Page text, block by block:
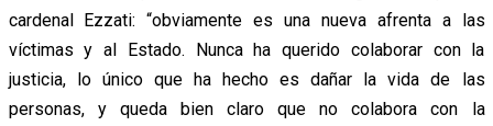
cardenal Ezzati: “obviamente es una nueva afrenta a las
víctimas y al Estado. Nunca ha querido colaborar con la
justicia, lo único que ha hecho es dañar la vida de las
personas, y queda bien claro que no colabora con la